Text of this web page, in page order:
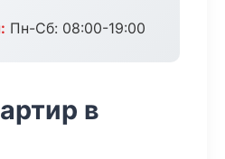
Пн-Сб: 08:00-19:00
в